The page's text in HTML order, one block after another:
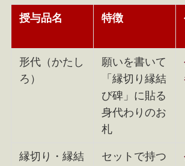
授与品名 特徴
形代（かたし
ろ）
願いを書いて
「縁切り縁結
び碑」に貼る
身代わりのお
札
縁切り・縁結
セットで持つ